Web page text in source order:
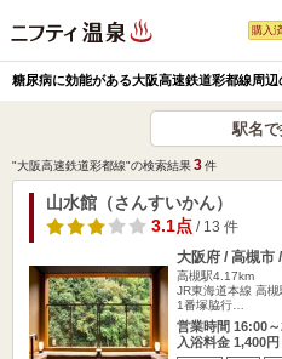
購入
糖尿病に効能がある大阪高速鉄道彩都線周
駅名で
"大阪高速鉄道彩都線"の検索結果3件
山水館（さんすいかん）
3.1点 / 13 件
大阪府 / 高槻市
高槻駅4.17km
JR東海道本線 高
1番塚脇行…
営業時間 16:00
入浴料金 1,400円